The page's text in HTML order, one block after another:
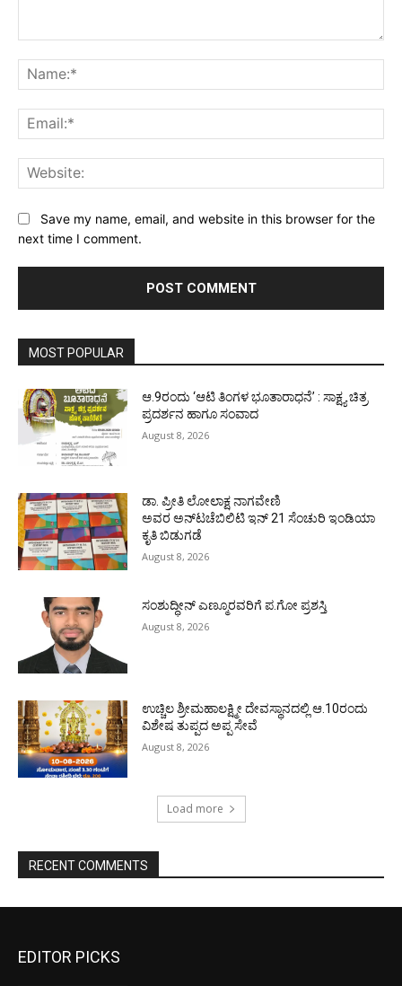
Save my name, email, and website in this browser for the
next time I comment.
MOST POPULAR
ಆ.9ರಂದು ‘ಆಟಿ ತಿಂಗಳ ಭೂತಾರಾಧನೆ’ : ಸಾಕ್ಷ್ಯ ಚಿತ್ರ
ಪ್ರದರ್ಶನ ಹಾಗೂ ಸಂವಾದ
August 8, 2026
ಡಾ. ಪ್ರೀತಿ ಲೋಲಾಕ್ಷ ನಾಗವೇಣಿ
ಅವರ ಅನ್‌ಟಚೆಬಿಲಿಟಿ ಇನ್ 21 ಸೆಂಚುರಿ ಇಂಡಿಯಾ
ಕೃತಿ ಬಿಡುಗಡೆ
August 8, 2026
ಸಂಶುದ್ಧೀನ್ ಎಣ್ಮೂರವರಿಗೆ ಪ.ಗೋ ಪ್ರಶಸ್ತಿ
August 8, 2026
ಉಚ್ಚಿಲ ಶ್ರೀಮಹಾಲಕ್ಷ್ಮೀ ದೇವಸ್ಥಾನದಲ್ಲಿ ಆ.10ರಂದು
ವಿಶೇಷ ತುಪ್ಪದ ಅಪ್ಪ ಸೇವೆ
August 8, 2026
Load more
RECENT COMMENTS
EDITOR PICKS